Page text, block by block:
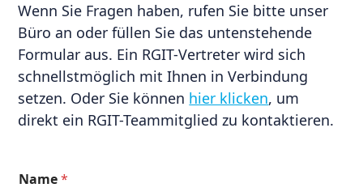
Wenn Sie Fragen haben, rufen Sie bitte unser
Büro an oder füllen Sie das untenstehende
Formular aus. Ein RGIT-Vertreter wird sich
schnellstmöglich mit Ihnen in Verbindung
setzen. Oder Sie können hier klicken, um
direkt ein RGIT-Teammitglied zu kontaktieren.
Name*